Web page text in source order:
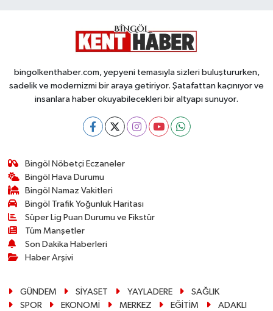
bingolkenthaber.com, yepyeni temasıyla sizleri buluştururken,
sadelik ve modernizmi bir araya getiriyor. Şatafattan kaçınıyor ve
insanlara haber okuyabilecekleri bir altyapı sunuyor.
Bingöl Nöbetçi Eczaneler
Bingöl Hava Durumu
Bingöl Namaz Vakitleri
Bingöl Trafik Yoğunluk Haritası
Süper Lig Puan Durumu ve Fikstür
Tüm Manşetler
Son Dakika Haberleri
Haber Arşivi
GÜNDEM SİYASET YAYLADERE
SAĞLIK
SPOR
EKONOMİ MERKEZ EĞİTİM
ADAKLI